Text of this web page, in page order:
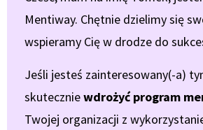
Instrukcja – Wariant 1
Etap 1
Zidentyfikujcie obszar, który jest
Mentiway. Chętnie dzielimy się
wspieramy Cię w drodze do
Jeśli jesteś zainteresowany(-a)
skuteczniewdrożyć program
Twojej organizacji z